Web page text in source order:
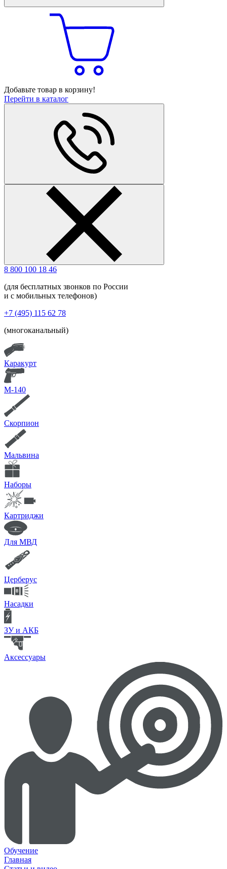
Добавьте товар в корзину!
Перейти в каталог
8 800 100 18 46
(для бесплатных звонков по России
и с мобильных телефонов)
+7 (495) 115 62 78
(многоканальный)
Каракурт
М-140
Скорпион
Мальвина
Наборы
Картриджи
Для МВД
Церберус
Насадки
ЗУ и АКБ
Аксессуары
Обучение
Главная